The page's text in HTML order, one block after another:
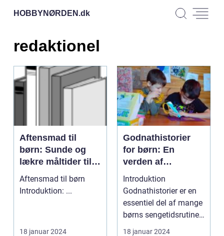
HOBBYNØRDEN.dk
redaktionel
Aftensmad til
børn: Sunde og
lækre måltider til
de små
Aftensmad til børn
Introduktion: ...
18 januar 2024
Godnathistorier
for børn: En
verden af
fantastiske eventyr
før sengetid
Introduktion
Godnathistorier er en
essentiel del af mange
børns sengetidsrutiner.
Disse fortællinge...
18 januar 2024